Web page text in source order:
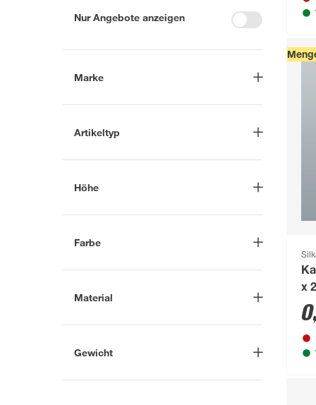
Nur Angebote anzeigen
Marke
Marke suchen
Silka
Ytong (10)
Artikeltyp
Kalksandstein (4)
Höhe
Farbe
Weiß (15)
Material
Porenbeton (1)
Gewicht
x
0